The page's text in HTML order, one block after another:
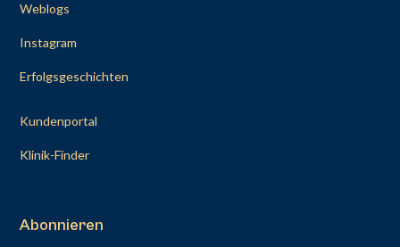
Weblogs
Instagram
Erfolgsgeschichten
Kundenportal
Klinik-Finder
Abonnieren